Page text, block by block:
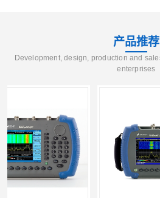
产品推荐
Development, design, production and
enterprises